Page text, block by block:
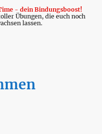
- dein Bindungsboost!
Übungen, die euch noch
lassen.